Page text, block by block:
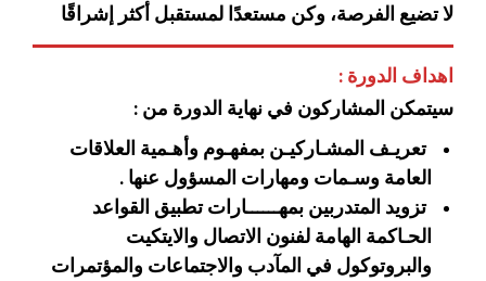
لا تضيع الفرصة، وكن مستعدًا لمستقبل أكثر إشراقًا
اهداف الدورة :
سيتمكن المشاركون في نهاية الدورة من :
تعريـف المشـاركيـن بمفهـوم وأهـمية العلاقات
العامة وسـمات ومهارات المسؤول عنها .
تزويد المتدربين بمهــــــارات تطبيق القواعد
الحـاكمة الهامة لفنون الاتصال والايتكيت
والبروتوكول في المآدب والاجتماعات والمؤتمرات